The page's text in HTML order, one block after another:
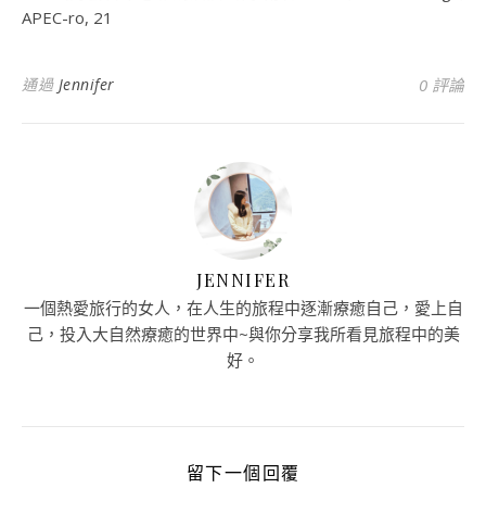
APEC-ro, 21
通過 Jennifer 0 評論
JENNIFER
一個熱愛旅行的女人，在人生的旅程中逐漸療癒自己，愛上自
己，投入大自然療癒的世界中~與你分享我所看見旅程中的美
好。
留下一個回覆